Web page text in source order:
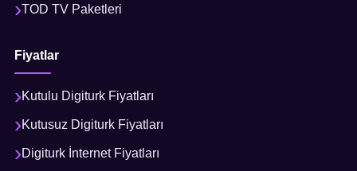
TOD TV Paketleri
Fiyatlar
Kutulu Digiturk Fiyatları
Kutusuz Digiturk Fiyatları
Digiturk İnternet Fiyatları